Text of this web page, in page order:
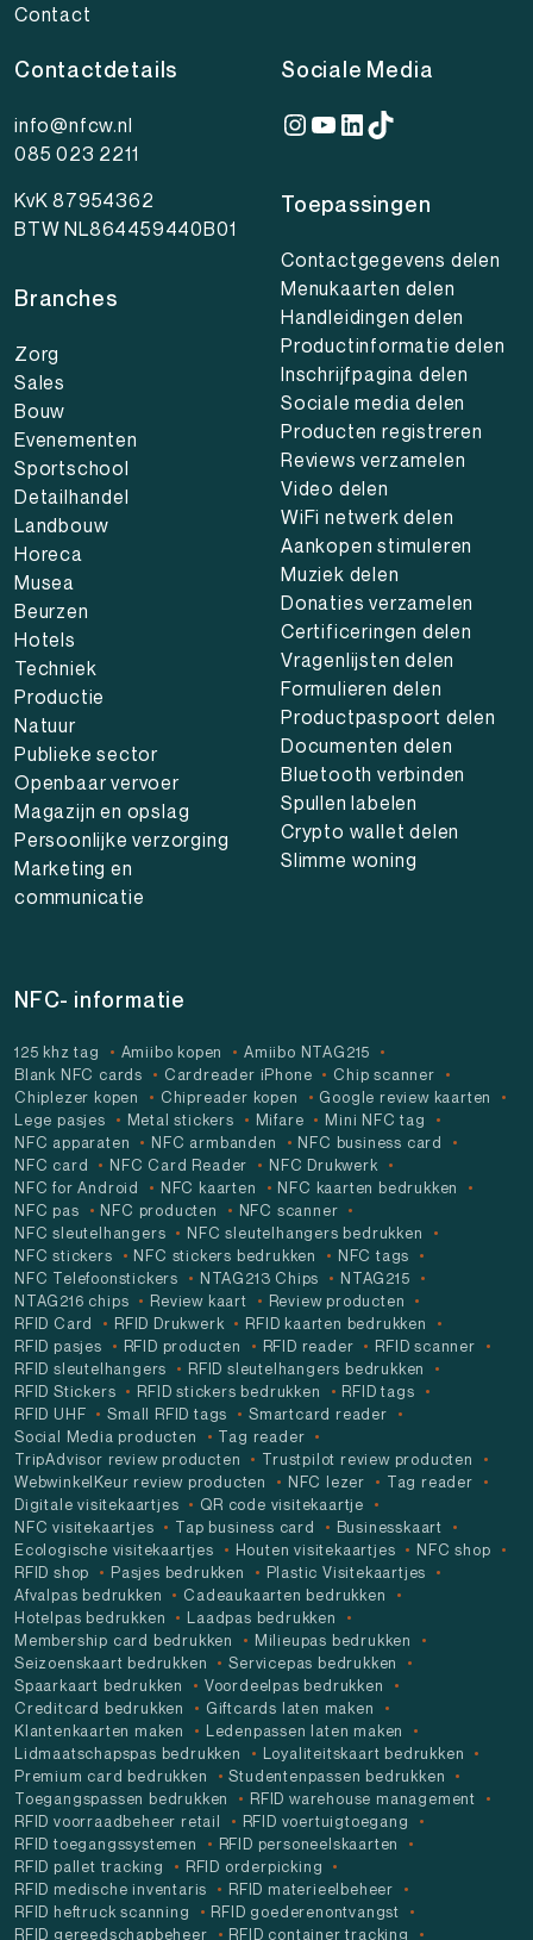
Contact
Contactdetails
info@nfcw.nl
085 023 2211
KvK 87954362
BTW NL864459440B01
Branches
Zorg
Sales
Bouw
Evenementen
Sportschool
Detailhandel
Landbouw
Horeca
Musea
Beurzen
Hotels
Techniek
Productie
Natuur
Publieke sector
Openbaar vervoer
Magazijn en opslag
Persoonlijke verzorging
Marketing en
communicatie
Sociale Media
Instagram
YouTube
LinkedIn
TikTok
Toepassingen
Contactgegevens delen
Menukaarten delen
Handleidingen delen
Productinformatie delen
Inschrijfpagina delen
Sociale media delen
Producten registreren
Reviews verzamelen
Video delen
WiFi netwerk delen
Aankopen stimuleren
Muziek delen
Donaties verzamelen
Certificeringen delen
Vragenlijsten delen
Formulieren delen
Productpaspoort delen
Documenten delen
Bluetooth verbinden
Spullen labelen
Crypto wallet delen
Slimme woning
NFC- informatie
125 khz tag Amiibo kopen
Amiibo NTAG215
Blank NFC cards
Cardreader iPhone
Chip scanner
Chiplezer kopen
Chipreader kopen
Google review kaarten
Lege pasjes
Metal stickers Mifare
Mini NFC tag
NFC apparaten
NFC armbanden
NFC business card
NFC card
NFC Card Reader
NFC Drukwerk
NFC for Android
NFC kaarten
NFC kaarten bedrukken
NFC pas
NFC producten
NFC scanner
NFC sleutelhangers
NFC sleutelhangers bedrukken
NFC stickers
NFC stickers bedrukken
NFC tags
NFC Telefoonstickers
NTAG213 Chips
NTAG215
NTAG216 chips
Review kaart
Review producten
RFID Card
RFID Drukwerk
RFID kaarten bedrukken
RFID pasjes
RFID producten RFID reader
RFID scanner
RFID sleutelhangers
RFID sleutelhangers bedrukken
RFID Stickers
RFID stickers bedrukken
RFID tags
RFID UHF
Small RFID tags
Smartcard reader
Social Media producten
Tag reader
TripAdvisor review producten
Trustpilot review producten
WebwinkelKeur review producten
NFC lezer
Tag reader
Digitale visitekaartjes
QR code visitekaartje
NFC visitekaartjes
Tap business card
Businesskaart
Ecologische visitekaartjes
Houten visitekaartjes
NFC shop
RFID shop
Pasjes bedrukken
Plastic Visitekaartjes
Afvalpas bedrukken
Cadeaukaarten bedrukken
Hotelpas bedrukken
Laadpas bedrukken
Membership card bedrukken
Milieupas bedrukken
Seizoenskaart bedrukken
Servicepas bedrukken
Spaarkaart bedrukken
Voordeelpas bedrukken
Creditcard bedrukken
Giftcards laten maken
Klantenkaarten maken
Ledenpassen laten maken
Lidmaatschapspas bedrukken
Loyaliteitskaart bedrukken
Premium card bedrukken
Studentenpassen bedrukken
Toegangspassen bedrukken
RFID warehouse management
RFID voorraadbeheer retail
RFID voertuigtoegang
RFID toegangssystemen
RFID personeelskaarten
RFID pallet tracking
RFID orderpicking
RFID medische inventaris
RFID materieelbeheer
RFID heftruck scanning
RFID goederenontvangst
RFID gereedschapbeheer
RFID container tracking